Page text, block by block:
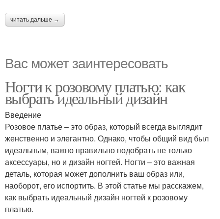
читать дальше →
Вас может заинтересовать
Ногти к розовому платью: как
выбрать идеальный дизайн
Введение
Розовое платье – это образ, который всегда выглядит
женственно и элегантно. Однако, чтобы общий вид был
идеальным, важно правильно подобрать не только
аксессуары, но и дизайн ногтей. Ногти – это важная
деталь, которая может дополнить ваш образ или,
наоборот, его испортить. В этой статье мы расскажем,
как выбрать идеальный дизайн ногтей к розовому
платью.